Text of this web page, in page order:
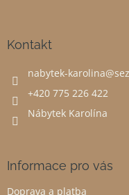
Kontakt
nabytek-karolina@
+420 775 226 422
Nábytek Karolína
Informace pro vás
Doprava a platba